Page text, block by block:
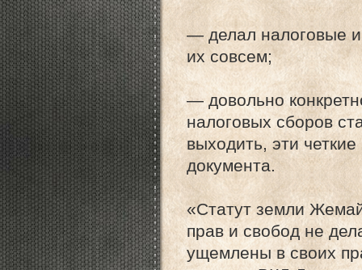
— делал налоговые
их совсем;
— довольно
налоговых сборов
выходить, эти
документа.
«Статут земли
прав и свобод не
ущемлены в своих